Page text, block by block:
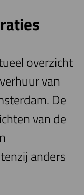
overzicht
van
De
van de
anders